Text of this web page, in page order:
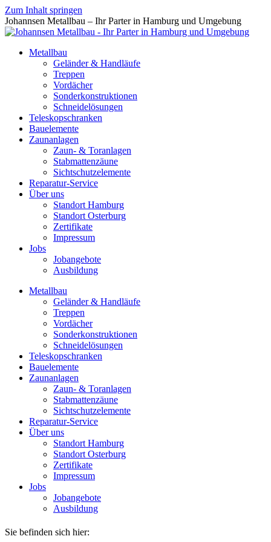
Zum Inhalt springen
Johannsen Metallbau – Ihr Parter in Hamburg und Umgebung
Metallbau
Geländer & Handläufe
Treppen
Vordächer
Sonderkonstruktionen
Schneidelösungen
Teleskopschranken
Bauelemente
Zaunanlagen
Zaun- & Toranlagen
Stabmattenzäune
Sichtschutzelemente
Reparatur-Service
Über uns
Standort Hamburg
Standort Osterburg
Zertifikate
Impressum
Jobs
Jobangebote
Ausbildung
Metallbau
Geländer & Handläufe
Treppen
Vordächer
Sonderkonstruktionen
Schneidelösungen
Teleskopschranken
Bauelemente
Zaunanlagen
Zaun- & Toranlagen
Stabmattenzäune
Sichtschutzelemente
Reparatur-Service
Über uns
Standort Hamburg
Standort Osterburg
Zertifikate
Impressum
Jobs
Jobangebote
Ausbildung
Sie befinden sich hier: